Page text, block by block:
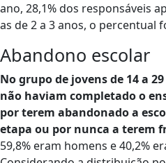
ano, 28,1% dos responsáveis
as de 2 a 3 anos, o percentual
Abandono escolar
No grupo de jovens de 14 a
não haviam completado o
por terem abandonado a
etapa ou por nunca a terem
59,8% eram homens e 40,2%